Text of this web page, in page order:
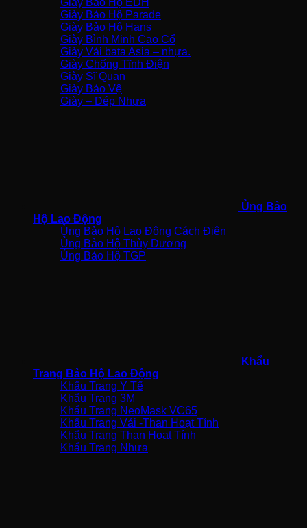
Giày Bảo Hộ Parade
Giày Bảo Hộ Hans
Giày Bình Minh Cao Cổ
Giày Vải bata Asia – nhựa.
Giày Chống Tĩnh Điện
Giày Sĩ Quan
Giày Bảo Vệ
Giày – Dép Nhựa
Ủng Bảo
Hộ Lao Động
Ủng Bảo Hộ Lao Động Cách Điện
Ủng Bảo Hộ Thùy Dương
Ủng Bảo Hộ TGP
Khẩu
Trang Bảo Hộ Lao Động
Khẩu Trang Y Tế
Khẩu Trang 3M
Khẩu Trang NeoMask VC65
Khẩu Trang Vải -Than Hoạt Tính
Khẩu Trang Than Hoạt Tính
Khẩu Trang Nhựa